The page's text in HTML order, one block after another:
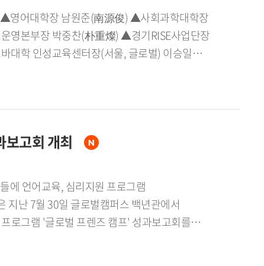
'한국어로 채우는 태극기' 수업, 잠실 롯데월드
치간 견학, 뮤지컬 〈알사탕〉 관람 등 다양한
게 된다.이번 캠프 총괄 책임자인 한국외대
치지 않고 또래 친구들과 한국어로 소통하며
외동포협력센터 곽삼주 교류협력국장은
영어대학장 남원준(南源俊) ▲사회과학대학장
본부장 박중찬(朴重燦) ▲경기RISE사업단장
학 인성교육센터장(서울, 글로벌) 이승일
明) ▲경기RISE사업부단장 전병환(全炳煥)
明) ▲외국문학연구소장 홍재웅(洪在雄) ▲
보고회 개최
지난 7월 30일 글로벌캠퍼스 백년관에서
로그램 '글로벌 프렌즈 캠프' 성과보고회를
공유하고 향후 협력 방안을 논의하기 위해